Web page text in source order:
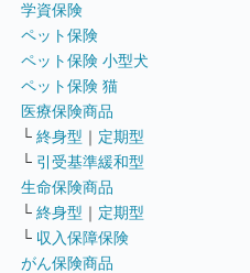
学資保険
ペット保険
ペット保険 小型犬
ペット保険 猫
医療保険商品
└ 終身型 ｜ 定期型
└ 引受基準緩和型
生命保険商品
└ 終身型 ｜ 定期型
└ 収入保障保険
がん保険商品